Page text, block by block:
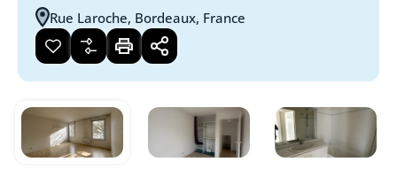
Rue Laroche, Bordeaux, France